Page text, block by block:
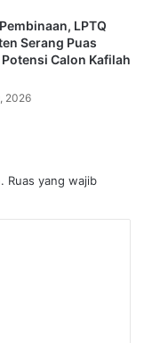
LPTQ
Serang Puas
Calon Kafilah
2026
Ruas yang wajib